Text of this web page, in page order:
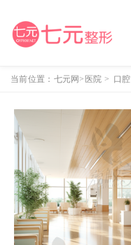
当前位置： 七元网>医院 > 口腔